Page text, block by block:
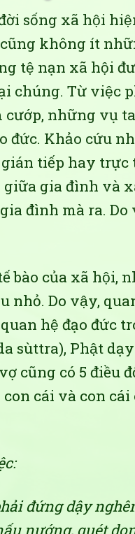
sống xã hội
không ít
tệ nạn xã hội
chúng. Từ việc
những vụ
đức. Khảo cứu
tiếp hay
gia đình và
đình mà ra. Do
bào của xã hội,
nhỏ. Do vậy,
hệ đạo đức
sùttra), Phật
cũng có 5 điều
cái và con
đứng dậy
nướng, quét